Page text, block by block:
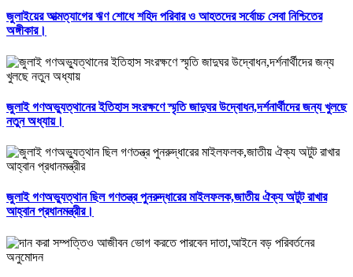
জুলাইয়ের আত্মত্যাগের ঋণ শোধে শহিদ পরিবার ও আহতদের সর্বোচ্চ সেবা নিশ্চিতের
অঙ্গীকার।
জুলাই গণঅভ্যুত্থানের ইতিহাস সংরক্ষণে স্মৃতি জাদুঘর উদ্বোধন,দর্শনার্থীদের জন্য খুলছে
নতুন অধ্যায়।
জুলাই গণঅভ্যুত্থান ছিল গণতন্ত্র পুনরুদ্ধারের মাইলফলক,জাতীয় ঐক্য অটুট রাখার
আহ্বান প্রধানমন্ত্রীর।